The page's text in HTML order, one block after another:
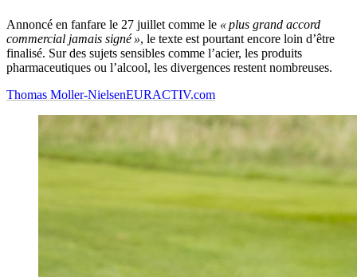
Annoncé en fanfare le 27 juillet comme le « plus grand accord
commercial jamais signé », le texte est pourtant encore loin d’être
finalisé. Sur des sujets sensibles comme l’acier, les produits
pharmaceutiques ou l’alcool, les divergences restent nombreuses.
Thomas Moller-NielsenEURACTIV.com